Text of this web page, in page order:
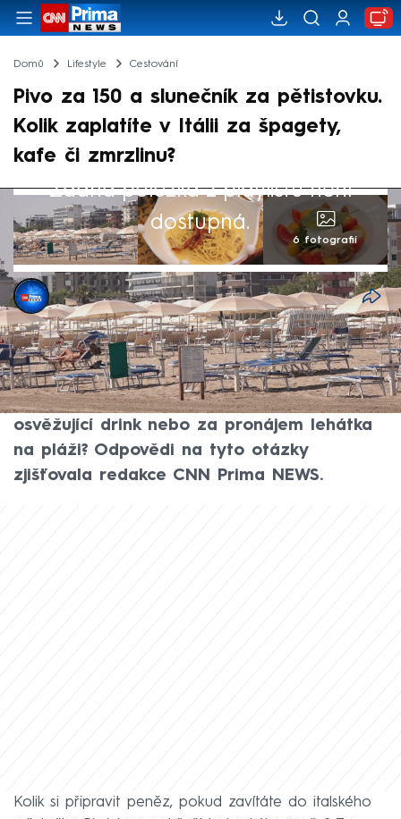
Domů Lifestyle Cestování
Pivo za 150 a slunečník za pětistovku.
Kolik zaplatíte v Itálii za špagety,
kafe či zmrzlinu?
Žádná položka z playlistu není
dostupná.
6 fotografií
Kristýna Malá
25. čvn 2025, 10:09
Italské pobřeží láká tisíce Čechů nejen na
odpočinek u moře, ale i na tamní kuchyni.
Jaké jsou letos ceny, kolik zaplatíte za
osvěžující drink nebo za pronájem lehátka
na pláži? Odpovědi na tyto otázky
zjišťovala redakce CNN Prima NEWS.
Kolik si připravit peněz, pokud zavítáte do italského